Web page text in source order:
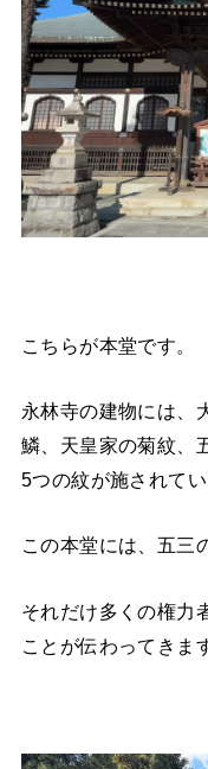
こちらが本堂です。
永林寺の建物には、
鱗、天皇家の菊紋、
5つの紋が施されてい
この本堂には、五三
それだけ多くの権力
ことが伝わってきま